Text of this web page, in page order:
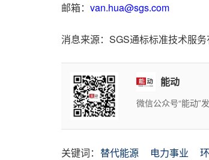
邮箱： van.hua@sgs.com
消息来源：SGS通标标准技术服
能动
微信公众号“能动”
关键词： 替代能源 电力事业